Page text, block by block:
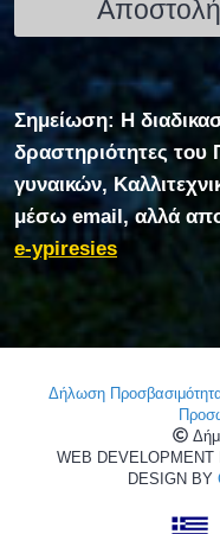
Σημείωση: Η
δραστηριότητες του
γυναικών,
μέσω email, αλλά
e-ypiresies
Δήλωση
WEB DEVELOPMENT
DESIGN BY